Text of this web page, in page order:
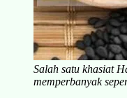
Salah satu khasiat
memperbanyak